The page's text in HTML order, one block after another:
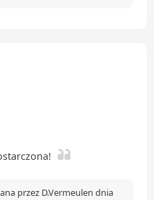
przez D.Vermeulen dnia